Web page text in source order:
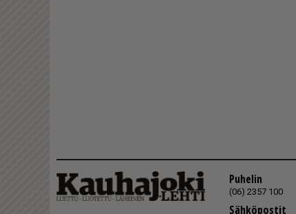
Puhelin
(06) 2357 100
Sähköpostit